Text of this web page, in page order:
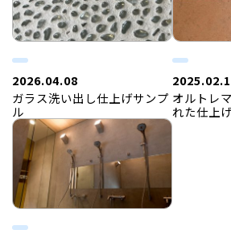
2026.04.08
ガラス洗い出し仕上げサンプ
ル
オルトレ
れた仕上